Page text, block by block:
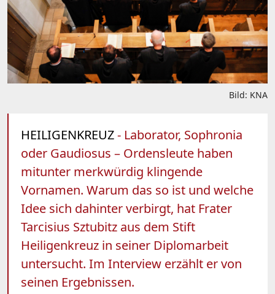
Bild: KNA
HEILIGENKREUZ- Laborator, Sophronia
oder Gaudiosus – Ordensleute haben
mitunter merkwürdig klingende
Vornamen. Warum das so ist und welche
Idee sich dahinter verbirgt, hat Frater
Tarcisius Sztubitz aus dem Stift
Heiligenkreuz in seiner Diplomarbeit
untersucht. Im Interview erzählt er von
seinen Ergebnissen.